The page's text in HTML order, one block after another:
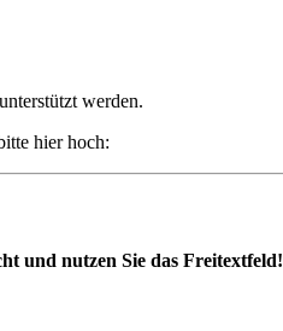
unterstützt werden.
hier hoch:
und nutzen Sie das Freitextfeld!